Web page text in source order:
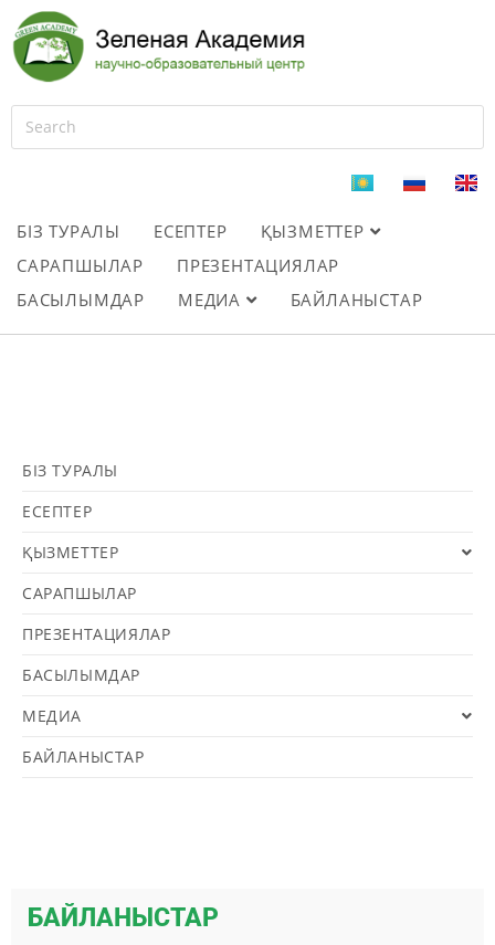
БІЗ ТУРАЛЫ ЕСЕПТЕР
ҚЫЗМЕТТЕР
САРАПШЫЛАР
ПРЕЗЕНТАЦИЯЛАР
БАСЫЛЫМДАР
МЕДИА БАЙЛАНЫСТАР
БІЗ ТУРАЛЫ
ЕСЕПТЕР
ҚЫЗМЕТТЕР
САРАПШЫЛАР
ПРЕЗЕНТАЦИЯЛАР
БАСЫЛЫМДАР
МЕДИА
БАЙЛАНЫСТАР
БАЙЛАНЫСТАР